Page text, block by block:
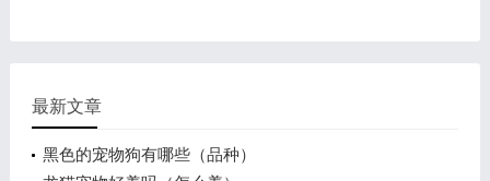
最新文章
黑色的宠物狗有哪些（品种）